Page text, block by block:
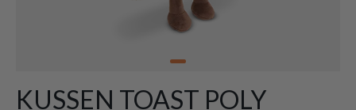
KUSSEN TOAST POLY